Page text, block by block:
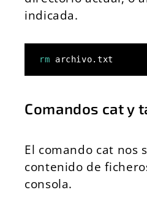
indicada.
rm archivo.txt
Comandos cat y
El comando cat nos
contenido de
consola.